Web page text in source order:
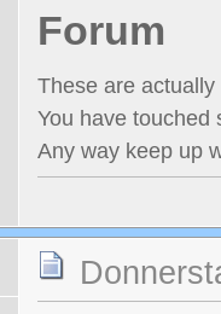
Forum
These are
You have touched
Any way keep up